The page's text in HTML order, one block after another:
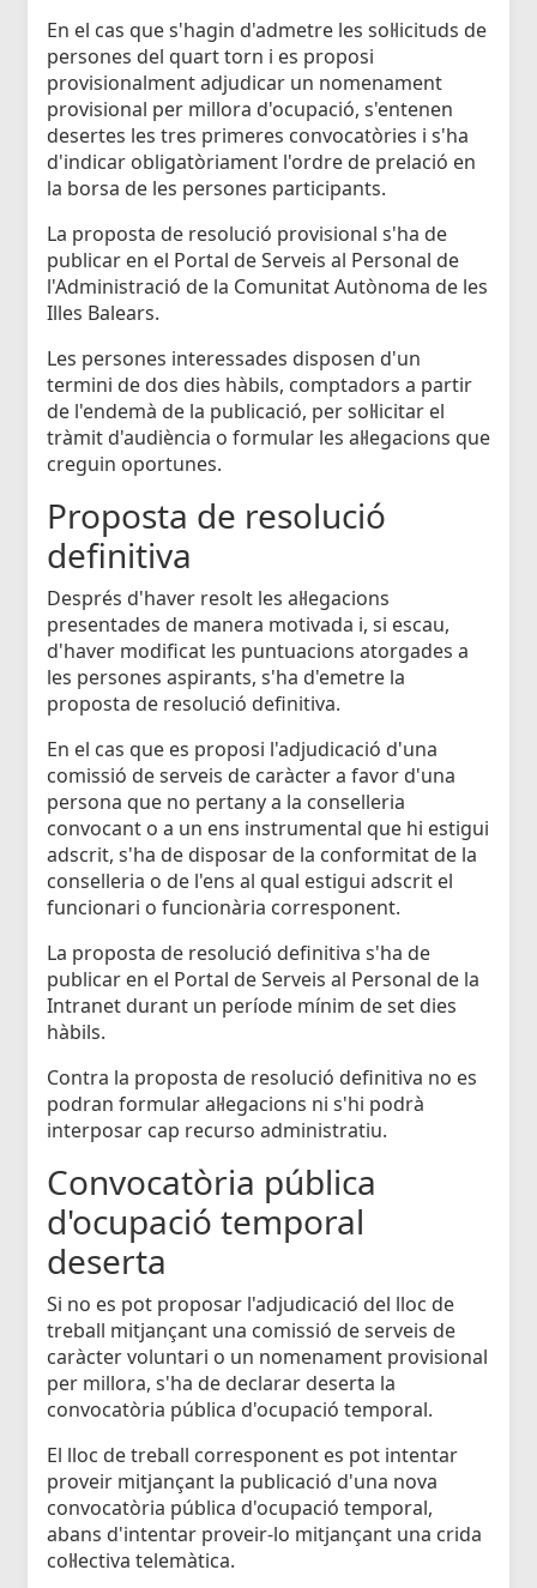
En el cas que s'hagin d'admetre les sol·licituds de
persones del quart torn i es proposi
provisionalment adjudicar un nomenament
provisional per millora d'ocupació, s'entenen
desertes les tres primeres convocatòries i s'ha
d'indicar obligatòriament l'ordre de prelació en
la borsa de les persones participants.
La proposta de resolució provisional s'ha de
publicar en el Portal de Serveis al Personal de
l'Administració de la Comunitat Autònoma de les
Illes Balears.
Les persones interessades disposen d'un
termini de dos dies hàbils, comptadors a partir
de l'endemà de la publicació, per sol·licitar el
tràmit d'audiència o formular les al·legacions que
creguin oportunes.
Proposta de resolució
definitiva
Després d'haver resolt les al·legacions
presentades de manera motivada i, si escau,
d'haver modificat les puntuacions atorgades a
les persones aspirants, s'ha d'emetre la
proposta de resolució definitiva.
En el cas que es proposi l'adjudicació d'una
comissió de serveis de caràcter a favor d'una
persona que no pertany a la conselleria
convocant o a un ens instrumental que hi estigui
adscrit, s'ha de disposar de la conformitat de la
conselleria o de l'ens al qual estigui adscrit el
funcionari o funcionària corresponent.
La proposta de resolució definitiva s'ha de
publicar en el Portal de Serveis al Personal de la
Intranet durant un període mínim de set dies
hàbils.
Contra la proposta de resolució definitiva no es
podran formular al·legacions ni s'hi podrà
interposar cap recurso administratiu.
Convocatòria pública
d'ocupació temporal
deserta
Si no es pot proposar l'adjudicació del lloc de
treball mitjançant una comissió de serveis de
caràcter voluntari o un nomenament provisional
per millora, s'ha de declarar deserta la
convocatòria pública d'ocupació temporal.
El lloc de treball corresponent es pot intentar
proveir mitjançant la publicació d'una nova
convocatòria pública d'ocupació temporal,
abans d'intentar proveir-lo mitjançant una crida
col·lectiva telemàtica.